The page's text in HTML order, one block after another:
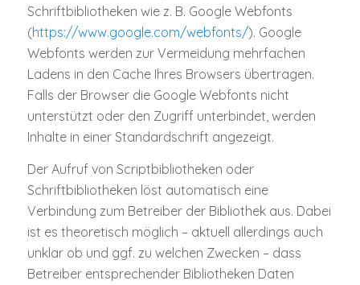
Schriftbibliotheken wie z. B. Google Webfonts
(https://www.google.com/webfonts/). Google
Webfonts werden zur Vermeidung mehrfachen
Ladens in den Cache Ihres Browsers übertragen.
Falls der Browser die Google Webfonts nicht
unterstützt oder den Zugriff unterbindet, werden
Inhalte in einer Standardschrift angezeigt.
Der Aufruf von Scriptbibliotheken oder
Schriftbibliotheken löst automatisch eine
Verbindung zum Betreiber der Bibliothek aus. Dabei
ist es theoretisch möglich – aktuell allerdings auch
unklar ob und ggf. zu welchen Zwecken – dass
Betreiber entsprechender Bibliotheken Daten